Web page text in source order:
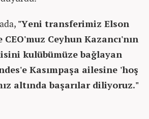
"Yeni transferimiz Elson
Ceyhun Kazancı'nın
kulübümüze bağlayan
Kasımpaşa ailesine 'hoş
altında başarılar diliyoruz."